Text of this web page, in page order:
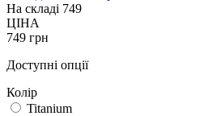
На складі 749
ЦІНА
749 грн
Доступні опції
Колір
Titanium